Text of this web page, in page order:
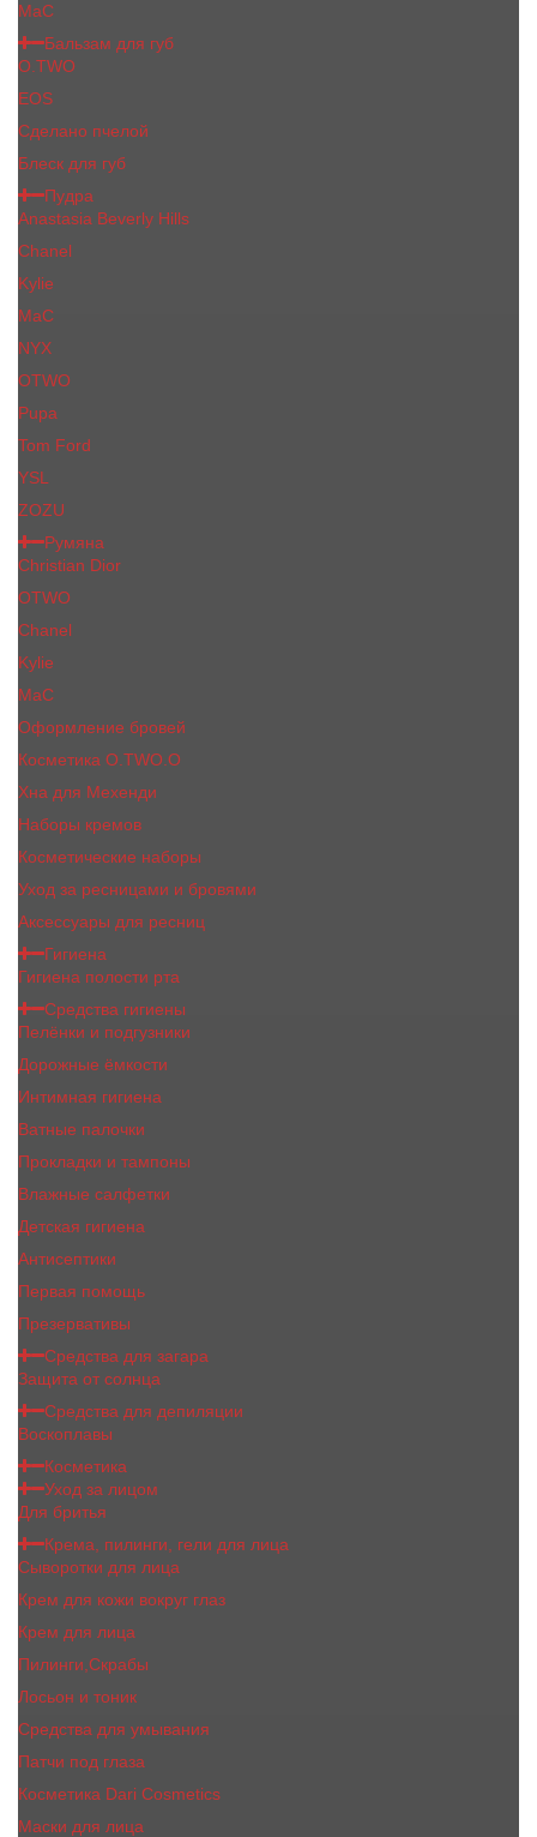
МаС
Бальзам для губ
O.TWO
EOS
Сделано пчелой
Блеск для губ
Пудра
Anastasia Beverly Hills
Chanel
Kylie
MaC
NYX
OTWO
Pupa
Tom Ford
YSL
ZOZU
Румяна
Christian Dior
OTWO
Сhanеl
Kylie
MaC
Оформление бровей
Косметика O.TWO.O
Хна для Мехенди
Наборы кремов
Косметические наборы
Уход за ресницами и бровями
Аксессуары для ресниц
Гигиена
Гигиена полости рта
Средства гигиены
Пелёнки и подгузники
Дорожные ёмкости
Интимная гигиена
Ватные палочки
Прокладки и тампоны
Влажные салфетки
Детская гигиена
Антисептики
Первая помощь
Презервативы
Средства для загара
Защита от солнца
Средства для депиляции
Воскоплавы
Косметика
Уход за лицом
Для бритья
Крема, пилинги, гели для лица
Сыворотки для лица
Крем для кожи вокруг глаз
Крем для лица
Пилинги,Скрабы
Лосьон и тоник
Средства для умывания
Патчи под глаза
Косметика Dari Cosmetics
Маски для лица